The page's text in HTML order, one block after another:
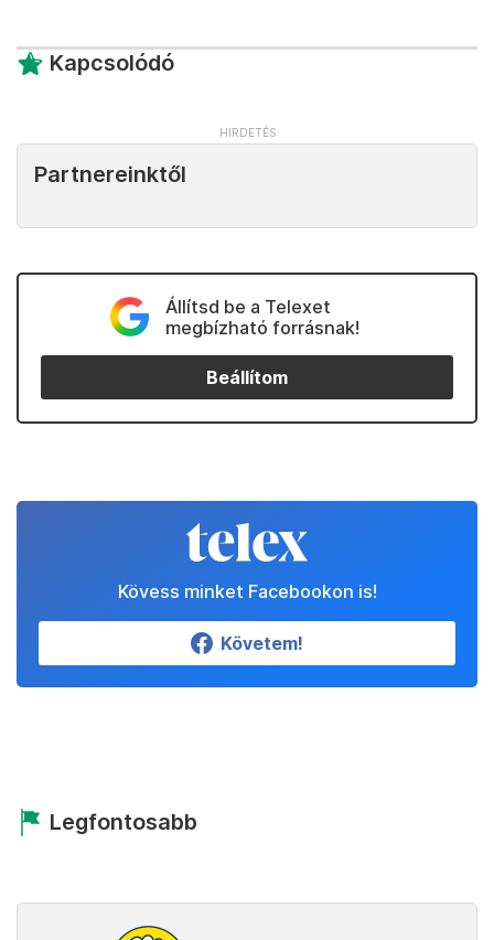
Kapcsolódó
Partnereinktől
Állítsd be a Telexet
megbízható forrásnak!
Beállítom
Kövess minket Facebookon is!
Követem!
Legfontosabb